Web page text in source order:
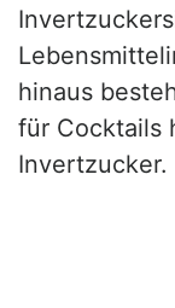
hinaus
für Cocktails
Invertzucker.